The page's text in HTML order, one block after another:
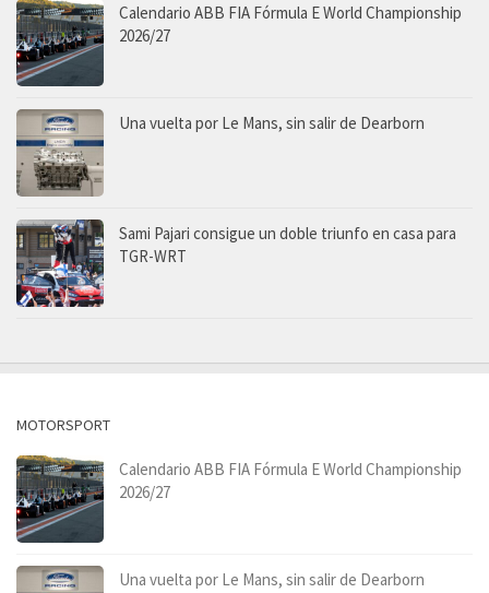
Calendario ABB FIA Fórmula E World Championship
2026/27
Una vuelta por Le Mans, sin salir de Dearborn
Sami Pajari consigue un doble triunfo en casa para
TGR-WRT
MOTORSPORT
Calendario ABB FIA Fórmula E World Championship
2026/27
Una vuelta por Le Mans, sin salir de Dearborn